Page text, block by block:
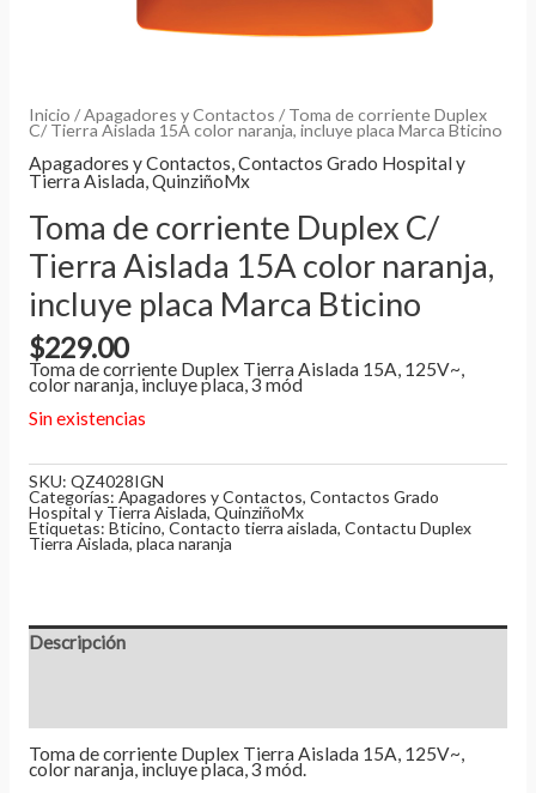
Inicio /Apagadores y Contactos / Toma de corriente Duplex
C/ Tierra Aislada 15A color naranja, incluye placa Marca Bticino
Apagadores y Contactos,Contactos Grado Hospital y
Tierra Aislada,QuinziñoMx
Toma de corriente Duplex C/
Tierra Aislada 15A color naranja,
incluye placa Marca Bticino
$229.00
Toma de corriente Duplex Tierra Aislada 15A, 125V~,
color naranja, incluye placa, 3 mód
Sin existencias
SKU: QZ4028IGN
Categorías: Apagadores y Contactos, Contactos Grado
Hospital y Tierra Aislada,QuinziñoMx
Etiquetas: Bticino, Contacto tierra aislada, Contactu Duplex
Tierra Aislada, placa naranja
Descripción
Toma de corriente Duplex Tierra Aislada 15A, 125V~,
color naranja, incluye placa, 3 mód.